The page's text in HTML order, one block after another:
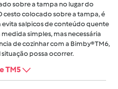
sobre a tampa no lugar do
cesto colocado sobre a tampa, é
salpicos de conteúdo quente
simples, mas necessária
de cozinhar com a Bimby® TM6,
possa ocorrer.
TM5